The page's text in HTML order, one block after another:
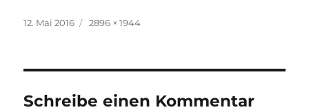
Veröffentlicht
12. Mai 2016 Originalgröße
2896 × 1944
Schreibe einen Kommentar